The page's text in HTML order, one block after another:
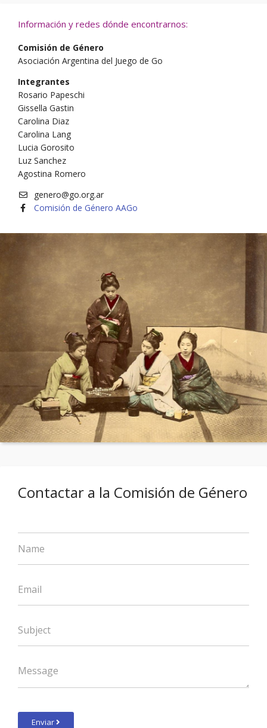
Información y redes dónde encontrarnos:
Comisión de Género
Asociación Argentina del Juego de Go
Integrantes
Rosario Papeschi
Gissella Gastin
Carolina Diaz
Carolina Lang
Lucia Gorosito
Luz Sanchez
Agostina Romero
genero@go.org.ar
Comisión de Género AAGo
Contactar a la Comisión de Género
Enviar